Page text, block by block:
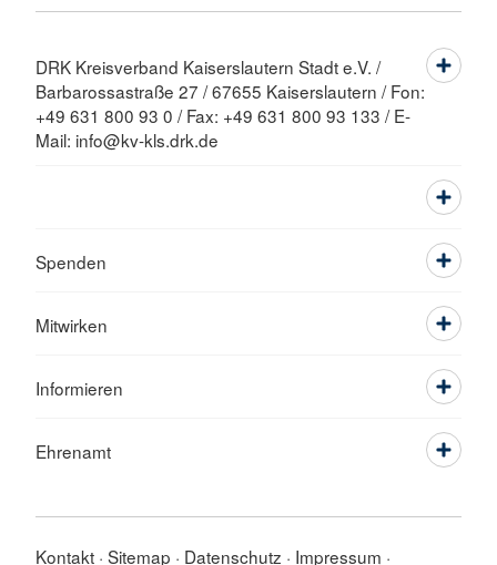
DRK Kreisverband Kaiserslautern Stadt e.V. /
Barbarossastraße 27 / 67655 Kaiserslautern / Fon:
+49 631 800 93 0 / Fax: +49 631 800 93 133 / E-
Mail: info@kv-kls.drk.de
Spenden
Mitwirken
Informieren
Ehrenamt
Kontakt Sitemap Datenschutz Impressum